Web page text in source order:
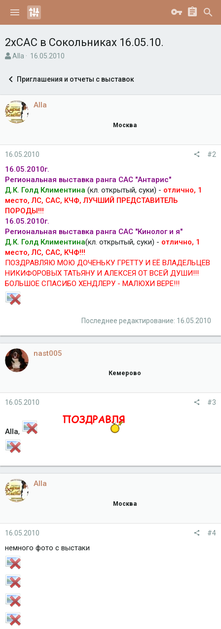
2хСАС в Сокольниках 16.05.10.
А
о
т
е
м
Alla
Д
а
16.05.2010
Приглашения и отчеты с выставок
Alla
Москва
16.05.2010 #2
16.05.2010г.
Региональная выставка ранга САС "Антарис"
Д.К. Голд Климентина (кл. открытый, суки) - отлично, 1
место, ЛС, САС, КЧФ, ЛУЧШИЙ ПРЕДСТАВИТЕЛЬ
ПОРОДЫ!!!
16.05.2010г.
Региональная выставка ранга САС "Кинолог и я"
Д.К. Голд Климентина(кл. открытый, суки) - отлично, 1
место, ЛС, САС, КЧФ!!!
ПОЗДРАВЛЯЮ МОЮ ДОЧЕНЬКУ ГРЕТТУ И ЕЁ ВЛАДЕЛЬЦЕВ
НИКИФОРОВЫХ ТАТЬЯНУ И АЛЕКСЕЯ ОТ ВСЕЙ ДУШИ!!!
БОЛЬШОЕ СПАСИБО ХЕНДЛЕРУ - МАЛЮХИ ВЕРЕ!!!
Последнее редактирование: 16.05.2010
nast005
Кемерово
16.05.2010 #3
Alla,
Alla
Москва
16.05.2010 #4
немного фото с выстаки